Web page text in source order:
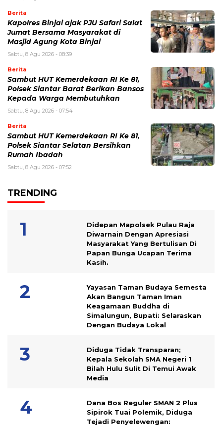
Berita
Kapolres Binjai ajak PJU Safari Salat
Jumat Bersama Masyarakat di
Masjid Agung Kota Binjai
Sabtu, 8 Agu 2026 - 08:39
Berita
Sambut HUT Kemerdekaan RI Ke 81,
Polsek Siantar Barat Berikan Bansos
Kepada Warga Membutuhkan
Sabtu, 8 Agu 2026 - 07:54
Berita
Sambut HUT Kemerdekaan RI Ke 81,
Polsek Siantar Selatan Bersihkan
Rumah Ibadah
Sabtu, 8 Agu 2026 - 07:52
TRENDING
Didepan Mapolsek Pulau Raja
Diwarnain Dengan Apresiasi
Masyarakat Yang Bertulisan Di
Papan Bunga Ucapan Terima
Kasih.
Yayasan Taman Budaya Semesta
Akan Bangun Taman Iman
Keagamaan Buddha di
Simalungun, Bupati: Selaraskan
Dengan Budaya Lokal
Diduga Tidak Transparan;
Kepala Sekolah SMA Negeri 1
Bilah Hulu Sulit Di Temui Awak
Media
Dana Bos Reguler SMAN 2 Plus
Sipirok Tuai Polemik, Diduga
Tejadi Penyelewengan: